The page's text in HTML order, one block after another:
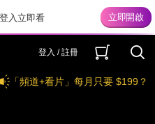
入立即看
登入 / 註冊
「頻道+看片」每月只要 $199？